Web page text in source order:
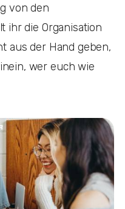
von den
ihr die Organisation
aus der Hand geben,
wer euch wie